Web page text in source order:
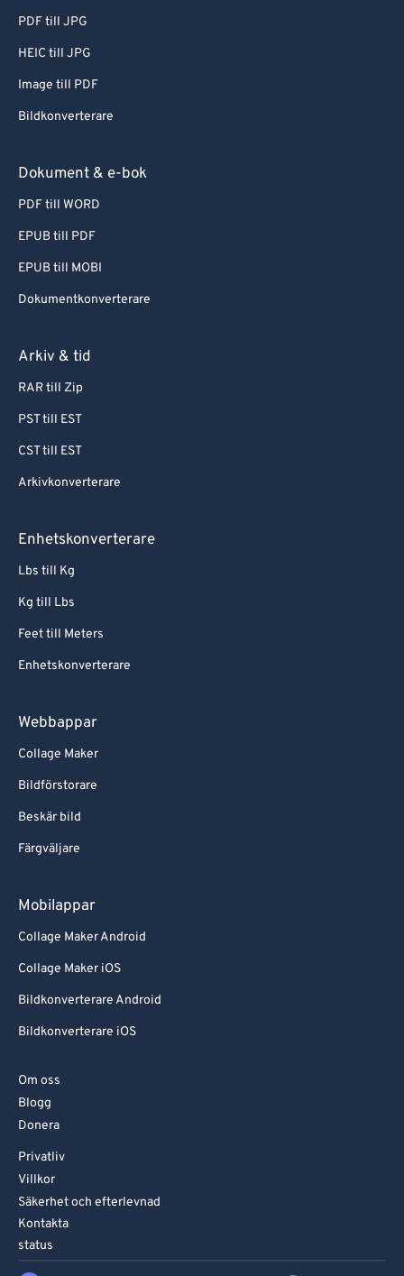
PDF till JPG
HEIC till JPG
Image till PDF
Bildkonverterare
Dokument & e-bok
PDF till WORD
EPUB till PDF
EPUB till MOBI
Dokumentkonverterare
Arkiv & tid
RAR till Zip
PST till EST
CST till EST
Arkivkonverterare
Enhetskonverterare
Lbs till Kg
Kg till Lbs
Feet till Meters
Enhetskonverterare
Webbappar
Collage Maker
Bildförstorare
Beskär bild
Färgväljare
Mobilappar
Collage Maker Android
Collage Maker iOS
Bildkonverterare Android
Bildkonverterare iOS
Om oss
Blogg
Donera
Privatliv
Villkor
Säkerhet och efterlevnad
Kontakta
status